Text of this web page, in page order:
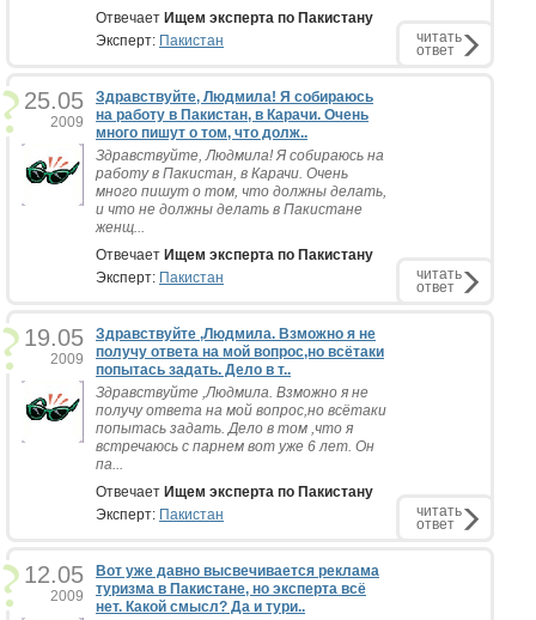
Отвечает Ищем эксперта по Пакистану
Эксперт: Пакистан читать
ответ
25.05
2009
Здравствуйте, Людмила! Я собираюсь
на работу в Пакистан, в Карачи. Очень
много пишут о том, что долж..
Здравствуйте, Людмила! Я собираюсь на
работу в Пакистан, в Карачи. Очень
много пишут о том, что должны делать,
и что не должны делать в Пакистане
женщ...
Отвечает Ищем эксперта по Пакистану
Эксперт: Пакистан читать
ответ
19.05
2009
Здравствуйте ,Людмила. Взможно я не
получу ответа на мой вопрос,но всётаки
попытась задать. Дело в т..
Здравствуйте ,Людмила. Взможно я не
получу ответа на мой вопрос,но всётаки
попытась задать. Дело в том ,что я
встречаюсь с парнем вот уже 6 лет. Он
па...
Отвечает Ищем эксперта по Пакистану
Эксперт: Пакистан читать
ответ
12.05
2009
Вот уже давно высвечивается реклама
туризма в Пакистане, но эксперта всё
нет. Какой смысл? Да и тури..